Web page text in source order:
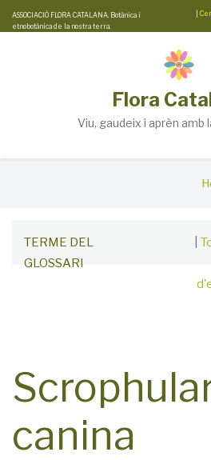
Skip
to
ASSOCIACIÓ FLORA CATALANA. Botànica i
etnobotànica de la nostra terra.
Flora
Viu, gaudeix i aprèn amb
TERME DEL
GLOSSARI
canina